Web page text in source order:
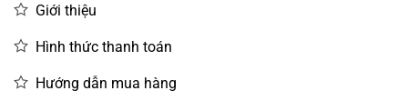
Giới thiệu
Hình thức thanh toán
Hướng dẫn mua hàng